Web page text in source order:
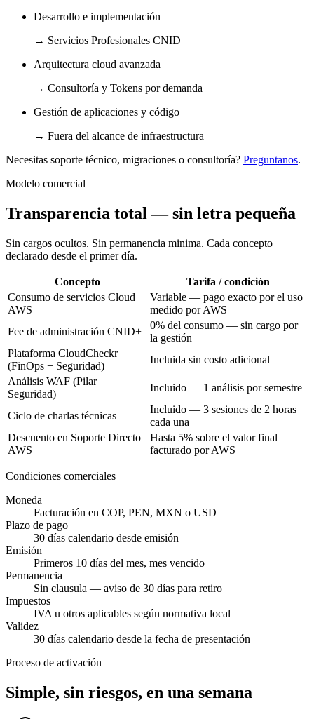
Desarrollo e implementación
→ Servicios Profesionales CNID
Arquitectura cloud avanzada
→ Consultoría y Tokens por demanda
Gestión de aplicaciones y código
→ Fuera del alcance de infraestructura
Necesitas soporte técnico, migraciones o consultoría? Preguntanos.
Modelo comercial
Transparencia total — sin letra pequeña
Sin cargos ocultos. Sin permanencia minima. Cada concepto
declarado desde el primer día.
Concepto
Tarifa / condición
Consumo de servicios Cloud
AWS
Variable — pago exacto por el uso
medido por AWS
Fee de administración CNID+
0% del consumo — sin cargo por
la gestión
Plataforma CloudCheckr
(FinOps + Seguridad)
Incluida sin costo adicional
Análisis WAF (Pilar
Seguridad)
Incluido — 1 análisis por semestre
Ciclo de charlas técnicas
Incluido — 3 sesiones de 2 horas
cada una
Descuento en Soporte Directo
AWS
Hasta 5% sobre el valor final
facturado por AWS
Condiciones comerciales
Moneda
Facturación en COP, PEN, MXN o USD
Plazo de pago
30 días calendario desde emisión
Emisión
Primeros 10 días del mes, mes vencido
Permanencia
Sin clausula — aviso de 30 días para retiro
Impuestos
IVA u otros aplicables según normativa local
Validez
30 días calendario desde la fecha de presentación
Proceso de activación
Simple, sin riesgos, en una semana